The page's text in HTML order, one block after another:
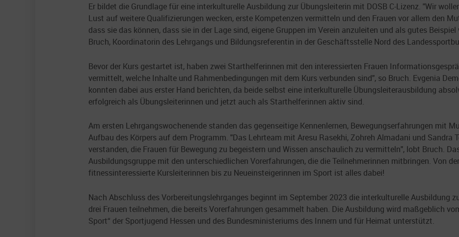
Er bildet die Grundlage für eine interkulturelle Ausbildung zur Übungsleiterin mit DOSB C-Lizenz. "Wir
Lust auf weitere Qualifizierungen wecken, erste Kompetenzen vermitteln und den Frauen vor allem den
dass sie das können, dass sie in der Lage sind, eigene Gruppen im Verein anzuleiten und als gutes
Bruch, Koordinatorin des Lehrgangs und Bildungsreferentin in der Geschäftsstelle Nord des
Bevor der Kurs gestartet ist, haben zwei Starthelferinnen mit den interessierten Frauen
vermittelt, welche Inhalte und Rahmenbedingungen mit dem Kurs verbunden sind", so Bruch. Evgenia
konnten dabei aus erster Hand berichten, da beide selbst eine interkulturelle Übungsleiterausbildung
erfolgreich als Übungsleiterinnen und jetzt auch als Starthelferinnen aktiv sind.
Am ersten Lehrgangswochenende standen das gegenseitige Kennenlernen, Bewegungserfahrungen mit
Aufbau des Körpers auf dem Programm. "Das Lehrteam mit Aresu Rasekhi, Zohreh Almadani und Sandra
verstanden, die Frauen für Bewegung zu begeistern und Wissen anschaulich zu vermitteln", lobt Bruch.
Ausbildungsgruppe mit den unterschiedlichen Vorerfahrungen, die die Teilnehmerinnen mitbringen. Von
fitnessinteressierte Kursleiterinnen bis zu Neueinsteigerinnen im Sport ist alles dabei!
Nach Abschluss des Vorbereitungslehrganges beginnt im September 2023 die interkulturelle Ausbildung
drei Frauen teilnehmen, die bereits Vorerfahrungen gesammelt haben. Die Ausbildung wird maßgeblich
Sport“ der Sportjugend Hessen und des Bundesministeriums des Innern und für Heimat unterstützt.